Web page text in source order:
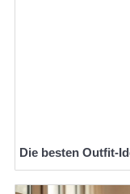
Die besten Outfit-